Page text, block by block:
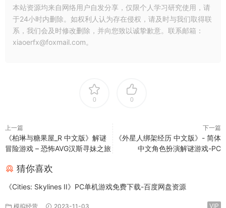
本站资源均来自网络用户自发分享，仅限个人学习研究使用，请
于24小时内删除。如权利人认为存在侵权，请及时与我们取得联
系，我们会及时修改删除，并向您致以诚挚歉意。联系邮箱：
xiaoerfx@foxmail.com。
0 0
上一篇
《柏琳与糖果屋_R 中文版》解谜
冒险游戏 – 恐怖AVG汉斯寻妹之旅
下一篇
《外星人绑架经历 中文版》- 简体
中文角色扮演解谜游戏-PC
猜你喜欢
《Cities: Skylines II》PC单机游戏免费下载-百度网盘资源
模拟经营 2023-11-03 VIP